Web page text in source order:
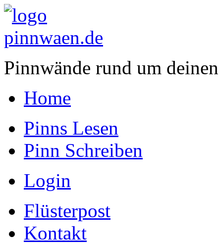
Pinnwände rund um
Home
Pinns Lesen
Pinn Schreiben
Login
Flüsterpost
Kontakt